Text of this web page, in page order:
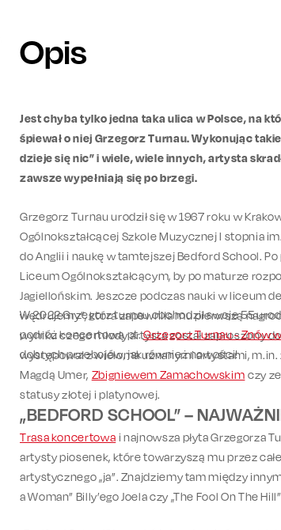
Opis
Jest chyba tylko jedna taka ulica w Polsce, na
śpiewał o niej Grzegorz Turnau. Wykonując
dzieje się nic” i wiele, wiele innych, artysta
zawsze wypełniają się po brzegi.
Grzegorz Turnau urodził się w 1967 roku w
Ogólnokształcącej Szkole Muzycznej I stopnia
do Anglii i naukę w tamtejszej Bedford School.
Liceum Ogólnokształcącym, by po maturze
Jagiellońskim. Jeszcze podczas nauki w liceum
wędrujemy”, która zapewniła mu pierwszą
wyniku czego młody artysta został zaproszony
występował z wieloma uznanymi artystami,
Magdą Umer, Zbigniewem Zamachowskim czy
statusy złotej i platynowej.
W 2022 Grzegorz turnau obchodził swoje 55
podróż koncertową pt.Grzegorz Turnau - Znów
dobrych przebojów, jak również nowości!
„BEDFORD SCHOOL” –
Trasa koncertowa i najnowsza płyta Grzegorza
artysty piosenek, które towarzyszą mu przez
artystycznego „ja”. Znajdziemy tam między
a Woman” Billy’ego Joela czy „The Fool On The